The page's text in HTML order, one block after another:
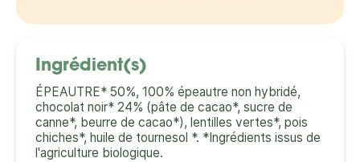
Ingrédient(s)
ÉPEAUTRE* 50%, 100% épeautre non hybridé,
chocolat noir* 24% (pâte de cacao*, sucre de
canne*, beurre de cacao*), lentilles vertes*, pois
chiches*, huile de tournesol *. *Ingrédients issus de
l'agriculture biologique.